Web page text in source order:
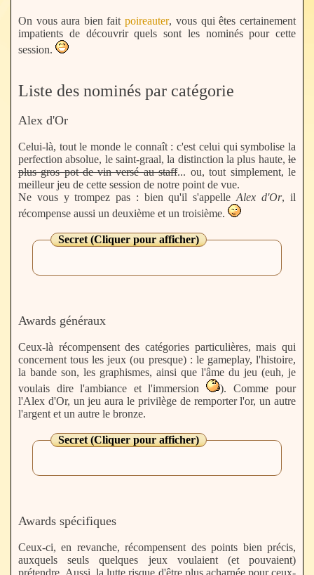
On vous aura bien fait poireauter, vous qui êtes certainement
impatients de découvrir quels sont les nominés pour cette
session.
Liste des nominés par catégorie
Alex d'Or
Celui-là, tout le monde le connaît : c'est celui qui symbolise la
perfection absolue, le saint-graal, la distinction la plus haute, le
plus gros pot de vin versé au staff... ou, tout simplement, le
meilleur jeu de cette session de notre point de vue.
Ne vous y trompez pas : bien qu'il s'appelle Alex d'Or, il
récompense aussi un deuxième et un troisième.
Secret (Cliquer pour afficher)
Awards généraux
Ceux-là récompensent des catégories particulières, mais qui
concernent tous les jeux (ou presque) : le gameplay, l'histoire,
la bande son, les graphismes, ainsi que l'âme du jeu (euh, je
voulais dire l'ambiance et l'immersion
). Comme pour
l'Alex d'Or, un jeu aura le privilège de remporter l'or, un autre
l'argent et un autre le bronze.
Secret (Cliquer pour afficher)
Awards spécifiques
Ceux-ci, en revanche, récompensent des points bien précis,
auxquels seuls quelques jeux voulaient (et pouvaient)
prétendre. Aussi, la lutte risque d'être plus acharnée pour ceux-